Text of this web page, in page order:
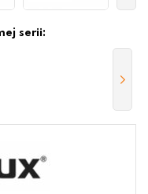
serii: